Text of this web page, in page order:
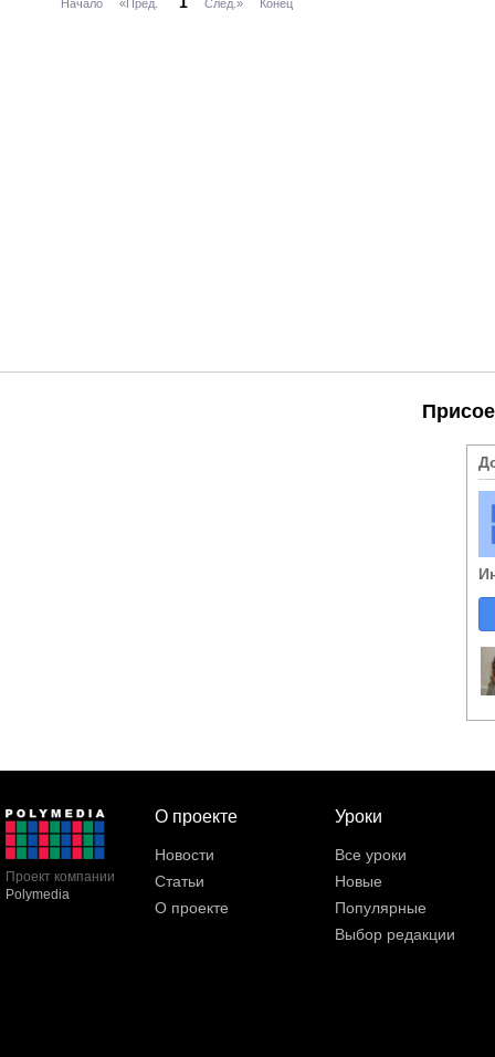
Начало «Пред. След.» Конец
Проект компании
Polymedia
О проекте
Новости
Статьи
О проекте
Уроки
Все уроки
Новые
Популярные
Выбор редакции